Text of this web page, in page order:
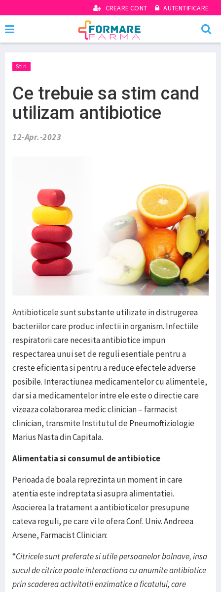
CREARE CONT AUTENTIFICARE
Stiri
Ce trebuie sa stim cand
utilizam antibiotice
12-Apr.-2023
Antibioticele sunt substante utilizate in distrugerea
bacteriilor care produc infectii in organism. Infectiile
respiratorii care necesita antibiotice impun
respectarea unui set de reguli esentiale pentru a
creste eficienta si pentru a reduce efectele adverse
posibile. Interactiunea medicamentelor cu alimentele,
dar si a medicamentelor intre ele este o directie care
vizeaza colaborarea medic clinician – farmacist
clinician, transmite Institutul de Pneumoftiziologie
Marius Nasta din Capitala.
Alimentatia si consumul de antibiotice
Perioada de boala reprezinta un moment in care
atentia este indreptata si asupra alimentatiei.
Asocierea la tratament a antibioticelor presupune
cateva reguli, pe care vi le ofera Conf. Univ. Andreea
Arsene, Farmacist Clinician:
“Citricele sunt preferate si utile persoanelor bolnave, insa
sucul de citrice poate interactiona cu anumite antibiotice
prin scaderea activitatii enzimatice a ficatului, care